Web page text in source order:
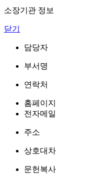
소장기관 정보
닫기
담당자
부서명
연락처
홈페이지
전자메일
주소
상호대차
문헌복사